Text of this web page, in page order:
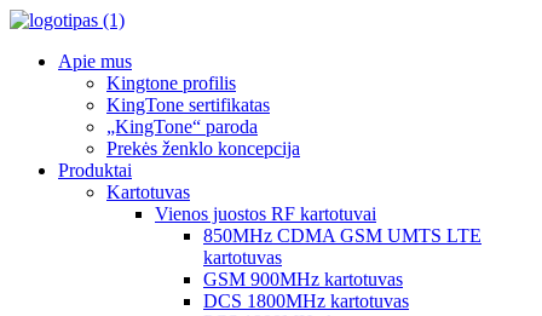
Apie mus
Kingtone profilis
KingTone sertifikatas
„KingTone“ paroda
Prekės ženklo koncepcija
Produktai
Kartotuvas
Vienos juostos RF kartotuvai
850MHz CDMA GSM UMTS LTE
kartotuvas
GSM 900MHz kartotuvas
DCS 1800MHz kartotuvas